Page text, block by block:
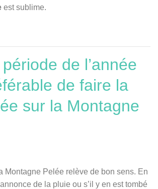
est sublime.
de l’année
de faire la
sur la Montagne
Montagne Pelée relève de bon sens. En
de la pluie ou s’il y en est tombé